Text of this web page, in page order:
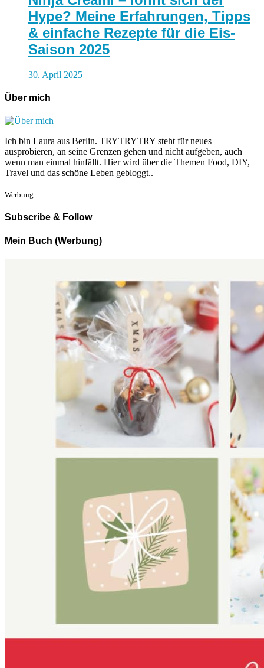
Hype? Meine Erfahrungen, Tipps
& einfache Rezepte für die Eis-
Saison 2025
30. April 2025
Über mich
Ich bin Laura aus Berlin. TRYTRYTRY steht für neues
ausprobieren, an seine Grenzen gehen und nicht aufgeben, auch
wenn man einmal hinfällt. Hier wird über die Themen Food, DIY,
Travel und das schöne Leben gebloggt..
Werbung
Subscribe & Follow
Mein Buch (Werbung)